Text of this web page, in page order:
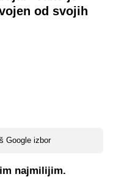
od svojih
Google izbor
najmilijim.